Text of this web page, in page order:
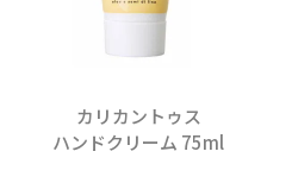
カリカントゥス
ハンドクリーム 75ml